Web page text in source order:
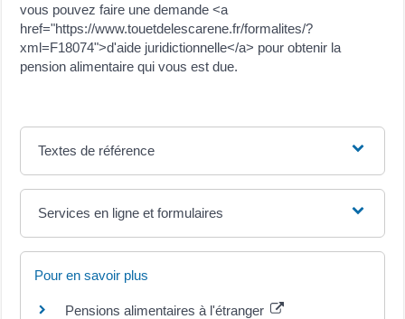
vous pouvez faire une demande <a
href="https://www.touetdelescarene.fr/formalites/?
xml=F18074">d'aide juridictionnelle</a> pour obtenir la
pension alimentaire qui vous est due.
Textes de référence
Services en ligne et formulaires
Pour en savoir plus
Pensions alimentaires à l'étranger